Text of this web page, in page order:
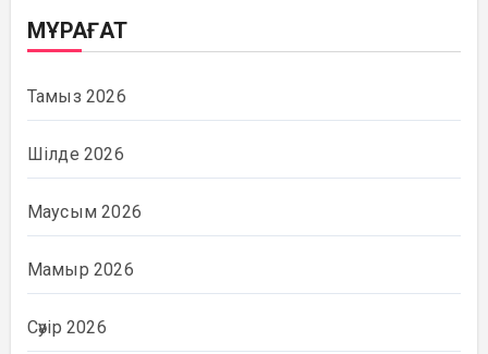
МҰРАҒАТ
Тамыз 2026
Шілде 2026
Маусым 2026
Мамыр 2026
Сәуір 2026